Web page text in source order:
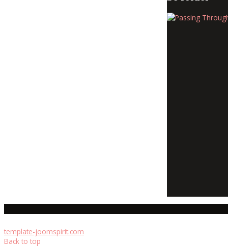
template-joomspirit.com
Back to top